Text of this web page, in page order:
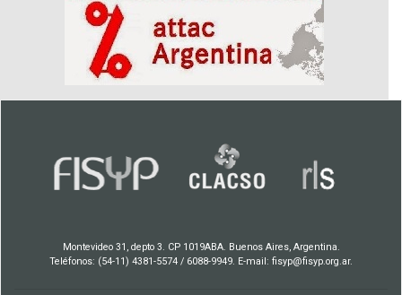
Montevideo 31, depto 3. CP 1019ABA. Buenos Aires, Argentina.
Teléfonos: (54-11) 4381-5574 / 6088-9949. E-mail: fisyp@fisyp.org.ar.